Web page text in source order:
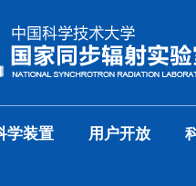
学装置 用户开放